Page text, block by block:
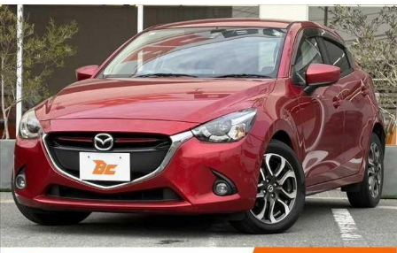
ー 横滑り防止 オートエアコン ＵＳＢ（福岡県）